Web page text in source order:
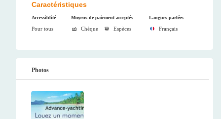
Caractéristiques
Accessiblité
Pour tous
Moyens de paiement acceptés
Chèque Espèces
Langues parlées
Français
Photos